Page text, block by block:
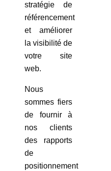
stratégie de
référencement
et améliorer
la visibilité de
votre site
web.
Nous
sommes fiers
de fournir à
nos clients
des rapports
de
positionnement